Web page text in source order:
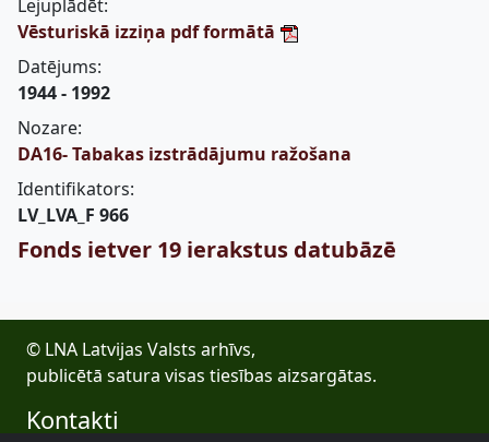
Lejuplādēt:
Vēsturiskā izziņa pdf formātā
Datējums:
1944 - 1992
Nozare:
DA16- Tabakas izstrādājumu ražošana
Identifikators:
LV_LVA_F 966
Fonds ietver 19 ierakstus datubāzē
© LNA Latvijas Valsts arhīvs,
publicētā satura visas tiesības aizsargātas.
Kontakti